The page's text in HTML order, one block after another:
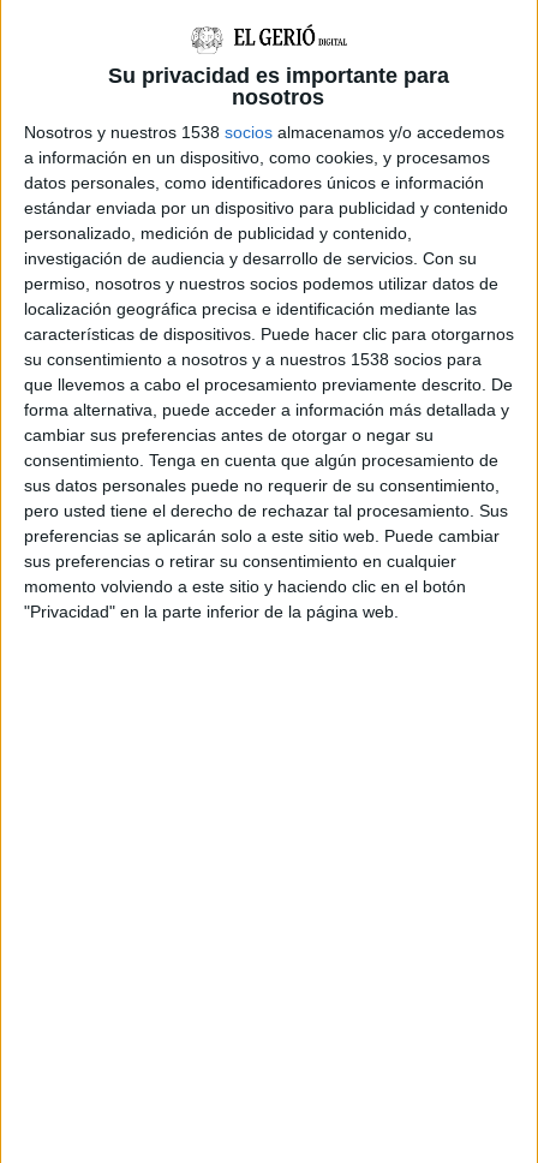
Su privacidad es importante para
nosotros
Nosotros y nuestros 1538 socios almacenamos y/o accedemos
a información en un dispositivo, como cookies, y procesamos
datos personales, como identificadores únicos e información
estándar enviada por un dispositivo para publicidad y contenido
personalizado, medición de publicidad y contenido,
investigación de audiencia y desarrollo de servicios. Con su
permiso, nosotros y nuestros socios podemos utilizar datos de
localización geográfica precisa e identificación mediante las
características de dispositivos. Puede hacer clic para otorgarnos
su consentimiento a nosotros y a nuestros 1538 socios para
que llevemos a cabo el procesamiento previamente descrito. De
forma alternativa, puede acceder a información más detallada y
cambiar sus preferencias antes de otorgar o negar su
consentimiento. Tenga en cuenta que algún procesamiento de
sus datos personales puede no requerir de su consentimiento,
pero usted tiene el derecho de rechazar tal procesamiento. Sus
preferencias se aplicarán solo a este sitio web. Puede cambiar
sus preferencias o retirar su consentimiento en cualquier
momento volviendo a este sitio y haciendo clic en el botón
"Privacidad" en la parte inferior de la página web.
Els Agents Rurals han denunciat dos guies d’activitats
esportives per haver conduït un grup de 19 persones a
practicar un ràpel en un sector de l’Alta Garrotxa on
l’escalada ...
Notícia
Vox porta la taxa d'escombraries de
Girona al TSJC i demana que s'anul·li
Vox ha portat la taxa d’escombraries de Girona al Tribunal
Superior de Justícia de Catalunya i demana que s’anul·li. En
un comunicat, el partit d’ultradreta sosté ...